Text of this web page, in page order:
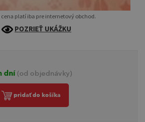
cena platí iba pre internetový obchod.
POZRIEŤ UKÁŽKU
dní (od objednávky)
pridať do košíka